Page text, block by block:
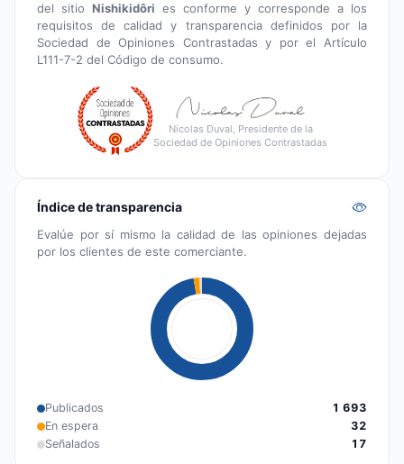
del sitio Nishikidôri es conforme y corresponde a los
requisitos de calidad y transparencia definidos por la
Sociedad de Opiniones Contrastadas y por el Artículo
L111-7-2 del Código de consumo.
Nicolas Duval, Presidente de la
Sociedad de Opiniones Contrastadas
Índice de transparencia
Evalúe por sí mismo la calidad de las opiniones dejadas
por los clientes de este comerciante.
Publicados
1 693
En espera
32
Señalados
17